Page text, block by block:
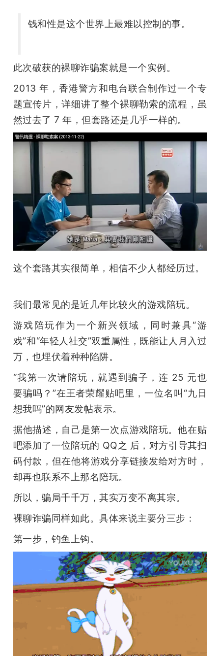
钱和性是这个世界上最难以控制的事。
此次破获的裸聊诈骗案就是一个实例。
2013 年，香港警方和电台联合制作过一个专
题宣传片，详细讲了整个裸聊勒索的流程，虽
然过去了 7 年，但套路还是几乎一样的。
这个套路其实很简单，相信不少人都经历过。
我们最常见的是近几年比较火的游戏陪玩。
游戏陪玩作为一个新兴领域，同时兼具“游
戏”和“年轻人社交”双重属性，既能让人月入过
万，也埋伏着种种陷阱。
“我第一次请陪玩，就遇到骗子，连 25 元也
要骗吗？”在王者荣耀贴吧里，一位名叫“九日
想我吗”的网友发帖表示。
据他描述，自己是第一次点游戏陪玩。他在贴
吧添加了一位陪玩的 QQ之 后，对方引导其扫
码付款，但在他将游戏分享链接发给对方时，
却再也联系不上那名陪玩。
所以，骗局千千万，其实万变不离其宗。
裸聊诈骗同样如此。具体来说主要分三步：
第一步，钓鱼上钩。